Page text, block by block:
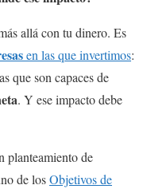
allá con tu dinero. Es
en las que invertimos:
que son capaces de
. Y ese impacto debe
planteamiento de
de losObjetivos de